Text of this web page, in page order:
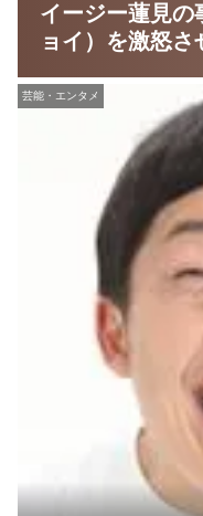
イージー蓮見の
ョイ）を激怒さ
芸能・エンタメ